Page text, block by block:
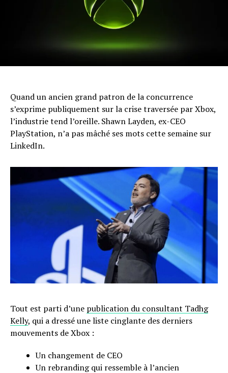
Quand un ancien grand patron de la concurrence
s’exprime publiquement sur la crise traversée par Xbox,
l’industrie tend l’oreille. Shawn Layden, ex-CEO
PlayStation, n’a pas mâché ses mots cette semaine sur
LinkedIn.
Tout est parti d’une publication du consultant Tadhg
Kelly, qui a dressé une liste cinglante des derniers
mouvements de Xbox :
Un changement de CEO
Un rebranding qui ressemble à l’ancien